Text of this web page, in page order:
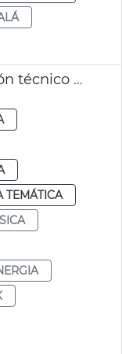
Primera jornada intervención técnico municipal A. Alonso
TEMÁTICA